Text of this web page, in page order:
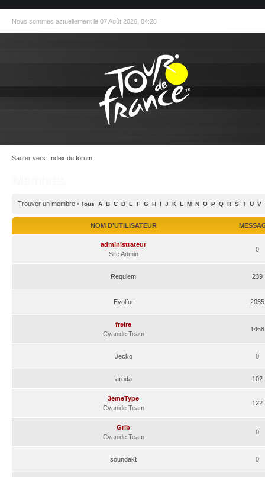
Nous sommes actuellement le 07 Août 2026, 04:28
Sauter vers: Index du forum
Trouver un membre • Tous A B C D E F G H I J K L M N O P Q R S T U V
NOM D’UTILISATEUR
administrateur
Site Admin
0
Requiem 239
Eyolfur 2035
freire
Cyanide Team
1468
Jecko 0
aroda 102
3emeType
Cyanide Team
122
Grib
Cyanide Team
0
soundakt 0